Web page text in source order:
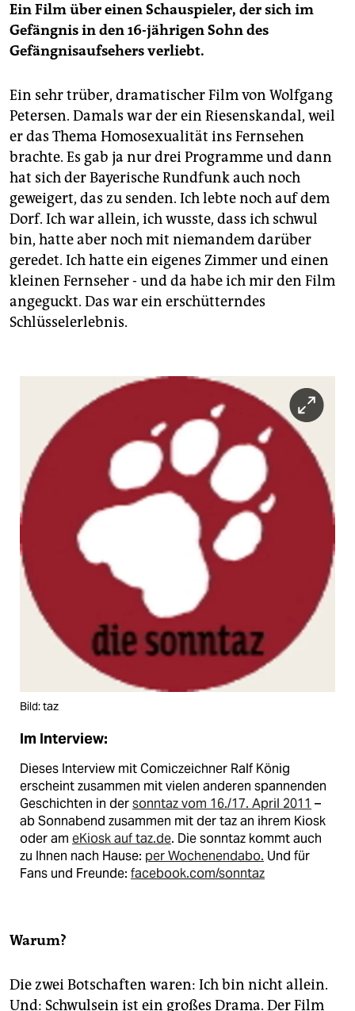
Ein Film über einen Schauspieler, der sich im
Gefängnis in den 16-jährigen Sohn des
Gefängnisaufsehers verliebt.
Ein sehr trüber, dramatischer Film von Wolfgang
Petersen. Damals war der ein Riesenskandal, weil
er das Thema Homosexualität ins Fernsehen
brachte. Es gab ja nur drei Programme und dann
hat sich der Bayerische Rundfunk auch noch
geweigert, das zu senden. Ich lebte noch auf dem
Dorf. Ich war allein, ich wusste, dass ich schwul
bin, hatte aber noch mit niemandem darüber
geredet. Ich hatte ein eigenes Zimmer und einen
kleinen Fernseher - und da habe ich mir den Film
angeguckt. Das war ein erschütterndes
Schlüsselerlebnis.
Bild: taz
Im Interview:
Dieses Interview mit Comiczeichner Ralf König
erscheint zusammen mit vielen anderen spannenden
Geschichten in dersonntaz vom 16./17. April 2011 –
ab Sonnabend zusammen mit der taz an ihrem Kiosk
oder am eKiosk auf taz.de. Die sonntaz kommt auch
zu Ihnen nach Hause: per Wochenendabo. Und für
Fans und Freunde: facebook.com/sonntaz
Warum?
Die zwei Botschaften waren: Ich bin nicht allein.
Und: Schwulsein ist ein großes Drama. Der Film